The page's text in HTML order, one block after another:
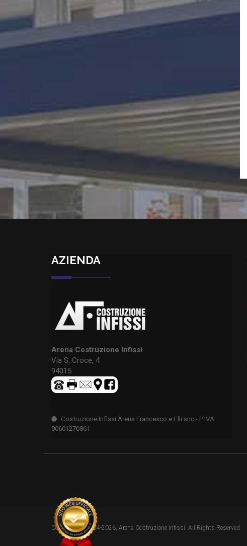
AZIENDA
Arena Costruzione Infissi
Via S. Croce, 4
94015
Costruzione Infissi Arena Francesco e F.lli snc - P.IVA
00601270861
Copyright © 1984-2026, Arena Costruzione Infissi. All Rights Reserved